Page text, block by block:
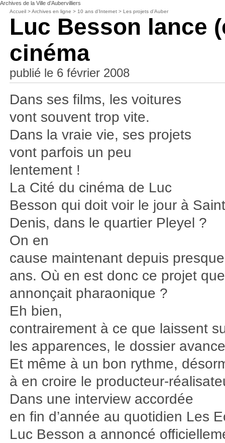
Archives de la Ville d’Aubervilliers
Accueil >Archives en ligne > 10 ans d’Internet >Les projets d’Auber
Luc Besson lance
cinéma
publié le 6 février 2008
Dans ses films, les voitures
vont souvent trop vite.
Dans la vraie vie, ses projets
vont parfois un peu
lentement !
La Cité du cinéma de Luc
Besson qui doit voir le jour à
Denis, dans le quartier Pleyel ?
On en
cause maintenant depuis
ans. Où en est donc ce projet que
annonçait pharaonique ?
Eh bien,
contrairement à ce que laissent
les apparences, le dossier
Et même à un bon rythme,
à en croire le producteur-
Dans une interview accordée
en fin d’année au quotidien Les
Luc Besson a annoncé